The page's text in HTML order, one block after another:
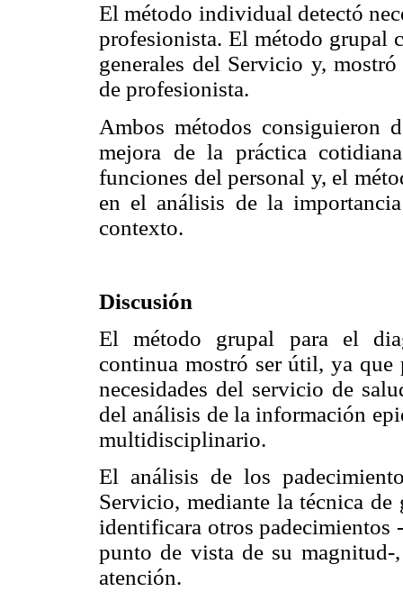
El método individual detectó
profesionista. El método grupal
generales del Servicio y,
de profesionista.
Ambos métodos consiguieron
mejora de la práctica
funciones del personal y, el
en el análisis de la
contexto.
Discusión
El método grupal para el
continua mostró ser útil, ya que
necesidades del servicio de
del análisis de la información
multidisciplinario.
El análisis de los
Servicio, mediante la técnica
identificara otros padecimientos
punto de vista de su
atención.